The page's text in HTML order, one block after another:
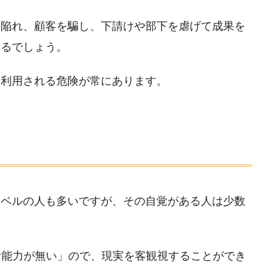
れ、顧客を騙し、下請けや部下を虐げて成果を
でしょう。
される危険が常にあります。
ルの人も多いですが、その自覚がある人は少数
力が無い」ので、現実を客観視することができ